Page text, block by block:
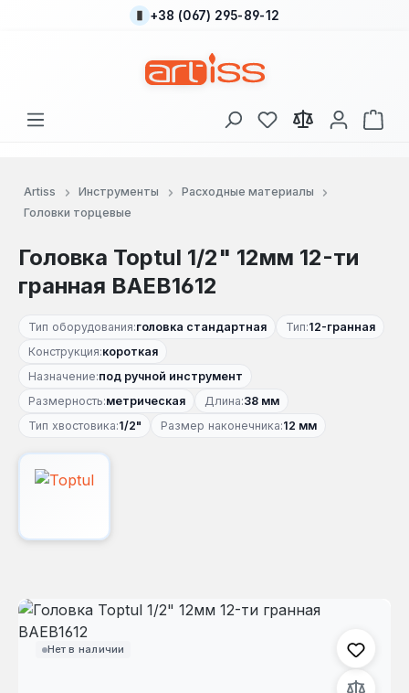
Перейти к основному содержанию
+38 (067) 295-89-12
У вас есть товары
В
Artiss Инструменты
Расходные материалы
Головки торцевые
Головка Toptul 1/2" 12мм 12-ти
гранная BAEB1612
Тип оборудования:головка стандартная Тип:12-гранная
Конструкция:короткая
Назначение:под ручной инструмент
Размерность:метрическая Длина:38 мм
Тип хвостовика:1/2" Размер наконечника:12 мм
Нет в наличии
Пропустить галерею изображений